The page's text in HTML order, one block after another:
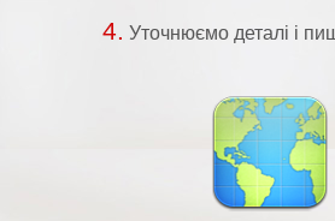
4. Уточнюємо деталі і